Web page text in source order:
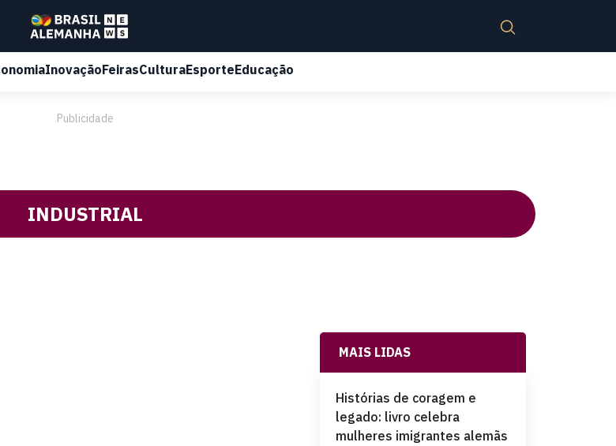
InovaçãoFeirasCulturaEsporteEducação
Publicidade
INDUSTRIAL
MAIS LIDAS
Histórias de coragem e
legado: livro celebra
mulheres imigrantes alemãs